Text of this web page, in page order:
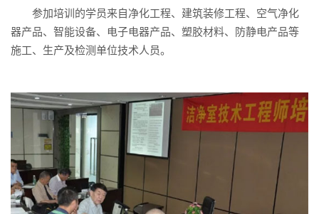
参加培训的学员来自净化工程、建筑装修工程、空气净化
器产品、智能设备、电子电器产品、塑胶材料、防静电产品等
施工、生产及检测单位技术人员。